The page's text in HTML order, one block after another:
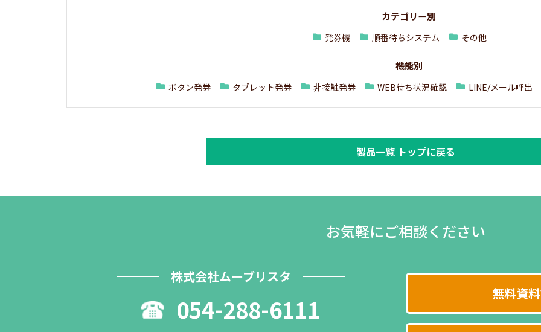
カテゴリー別
発券機 順番待ちシステム その他
機能別
ボタン発券 タブレット発券 非接触発券 WEB待ち状況確認 LINE/メール呼出
製品一覧 トップに戻る
お気軽にご相談ください
株式会社ムーブリスタ
054-288-6111
無料資